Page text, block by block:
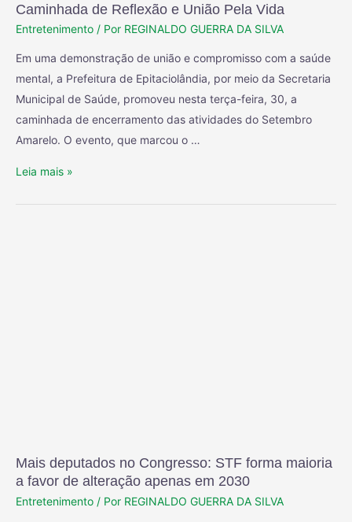
Caminhada de Reflexão e União Pela Vida
Entretenimento / Por REGINALDO GUERRA DA SILVA
Em uma demonstração de união e compromisso com a saúde
mental, a Prefeitura de Epitaciolândia, por meio da Secretaria
Municipal de Saúde, promoveu nesta terça-feira, 30, a
caminhada de encerramento das atividades do Setembro
Amarelo. O evento, que marcou o …
Leia mais »
Mais deputados no Congresso: STF forma maioria
a favor de alteração apenas em 2030
Entretenimento / Por REGINALDO GUERRA DA SILVA